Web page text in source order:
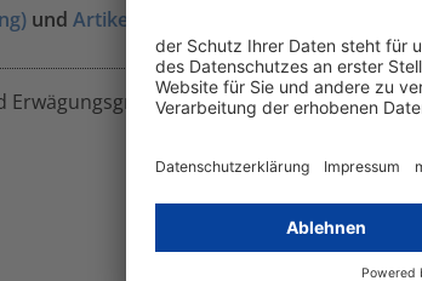
und Artikel 7 DSGVO (Bedingungen für die
Erwägungsgründen basiert auf der